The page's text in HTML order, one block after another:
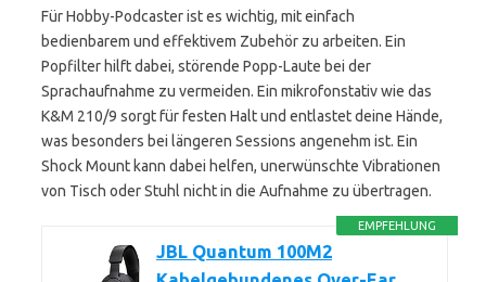
Für Hobby-Podcaster ist es wichtig, mit einfach
bedienbarem und effektivem Zubehör zu arbeiten. Ein
Popfilter hilft dabei, störende Popp-Laute bei der
Sprachaufnahme zu vermeiden. Ein mikrofonstativ wie das
K&M 210/9 sorgt für festen Halt und entlastet deine Hände,
was besonders bei längeren Sessions angenehm ist. Ein
Shock Mount kann dabei helfen, unerwünschte Vibrationen
von Tisch oder Stuhl nicht in die Aufnahme zu übertragen.
EMPFEHLUNG
JBL Quantum 100M2